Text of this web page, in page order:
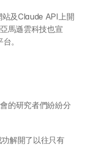
站及Claude API上開
馬遜雲科技也宣
台。
的研究者們紛紛分
解開了以往只有